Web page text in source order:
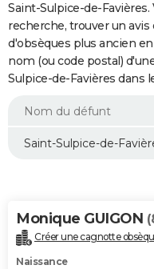
Retraite
Impôts
Epargne
Immobilier
Risques naturels par ville
Banque
Assurance
Crédit
Essais
Réserver un essai
Citadines
Berlines
SUV
Forum auto
+
HIGH-TECH
Mobiles
Meilleur smartphone
Internet
Ordinateurs
Jeux vidéo
Guide high-tech
+
BRICOLAGE
Forum
Aménagement intérieur
Extérieur
Cuisine
Salle de bains
Jardinage
Rangement
WEEK-END
Guides de France
Escapades
Patrimoine
Expositions
Musées
Week-end nature
LIFESTYLE
Alimentation
Guide de la santé
Maladies
Médicaments
Sommeil
VOYAGE
Destinations
City break
Voyage nature
Voyage de noces
Forum
Climat
+PHOTO
Saint-Sulpice-de-
recherche, trouver un avis
d'obsèques plus ancien
nom (ou code postal)
Sulpice-de-Favières dans
Monique GUIGON
Créer une cagnotte
Naissance